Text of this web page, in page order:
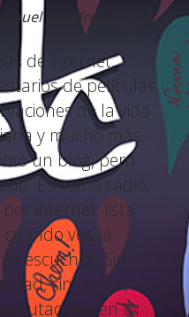
y Andres
de internet,
de películas,
de la vida
y mucho más.
un blog, pero
Es como radio,
internet, lista
vos la
escuchar. Sin
sin cortes, en
en tu